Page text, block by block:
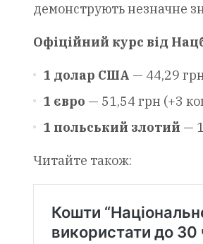
демонструють незначне
Офіційний курс від
1 долар США — 44,29
1 євро — 51,54 грн (+3
1 польський злотий —
Читайте також: